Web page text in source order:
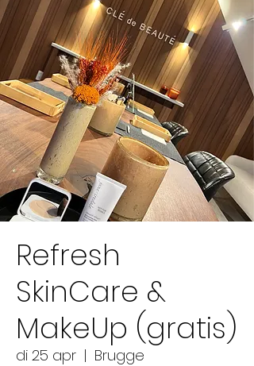
Refresh
SkinCare &
MakeUp (gratis)
di 25 apr
  |
Brugge